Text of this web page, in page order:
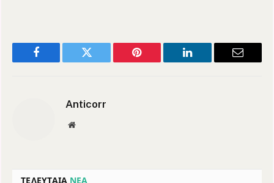
Facebook Twitter Pinterest LinkedIn Email
Anticorr
Website
ΤΕΛΕΥΤΑΙΑ ΝΕΑ